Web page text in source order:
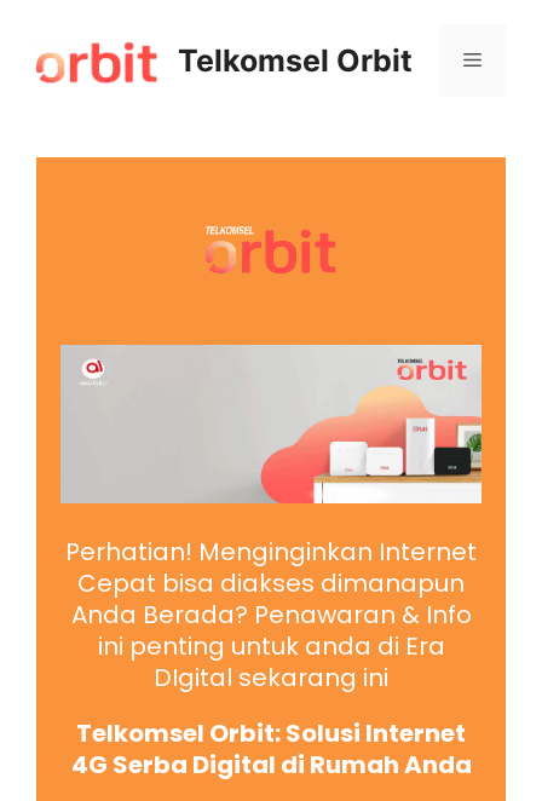
Telkomsel Orbit
Perhatian! Menginginkan Internet
Cepat bisa diakses dimanapun
Anda Berada? Penawaran & Info
ini penting untuk anda di Era
DIgital sekarang ini
Telkomsel Orbit: Solusi Internet
4G Serba Digital di Rumah Anda